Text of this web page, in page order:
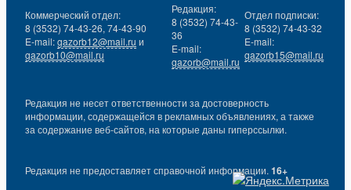
Коммерческий отдел:
8 (3532) 74-43-26, 74-43-90
E-mail:gazorb12@mail.ru и
gazorb10@mail.ru
Редакция:
8 (3532) 74-43-
36
E-mail:
gazorb@mail.ru
Отдел подписки:
8 (3532) 74-43-32
E-mail:
gazorb15@mail.ru
Редакция не несет ответственности за достоверность
информации, содержащейся в рекламных объявлениях, а также
за содержание веб-сайтов, на которые даны гиперссылки.
Редакция не предоставляет справочной информации. 16+